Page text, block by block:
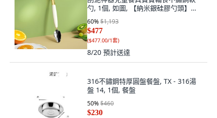
勺, 1個, 如圖, 【納米銀硅膠勺頭】蘋
果款-白色
60%$1,193
$477
($477.00/1套)
8/20 預計送達
316不鏽鋼特厚圓盤餐盤, TX - 316湯
盤 14, 1個, 餐盤
50%$460
$230